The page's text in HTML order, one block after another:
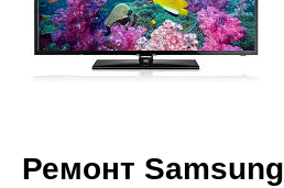
Ремонт Samsung